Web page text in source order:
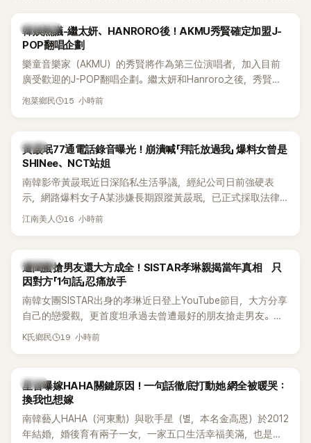
熱議討論
韓娛熱議-繼太妍、HANRORO後！AKMU秀賢確定加盟J-
POP翻唱企劃
樂童音樂家（AKMU）的秀賢將作為第三位演唱者，加入目前
廣受歡迎的J-POP翻唱企劃。繼太妍和Hanroro之後，秀賢已
獲選為第三首翻唱歌曲的主唱，並於近期完成錄音。
泡菜鄉民 15 小時前
韓星
黃晸珉77通電話錄音曝光！崩潰喊「拜託放過我」 爆料女曾是
SHINee、NCT站姐
南韓影帝黃晸珉近日深陷私生活爭議，經紀公司日前強硬表
示，網路爆料女子A某涉嫌長期跟蹤黃晸珉，已正式採取法律
行動。不過，A並未停止發聲，持續透過社群平台公開爆料，反
的錄音內容，而A也首度承認自己過去曾是SHINee、NCT等偶
像團體的「站姐」，事件持續延燒。
江南美人 16 小時前
K-POP
遭閨蜜搶男友還大方成全！SISTAR孝琳親揭當年真相 只
因對方「1句話」忍痛放手
南韓女團SISTAR出身的孝琳近日登上YouTube節目，大方分享
自己的戀愛觀，更首度坦承過去曾遭最好的朋友搶走男友。她
表示，當時選擇瀟灑放手，但如果同樣的事情現在再發生，「我
K氏鄉民 19 小時前
韓星
星首曝嫁HAHA關鍵原因！一句話徹底打動她 網全被暖哭：
換我也想嫁
南韓藝人HAHA（河東勳）與歌手星（별，本名金高恩）於2012
年結婚，婚後育有兩子一女，一家五口生活幸福美滿，也是韓